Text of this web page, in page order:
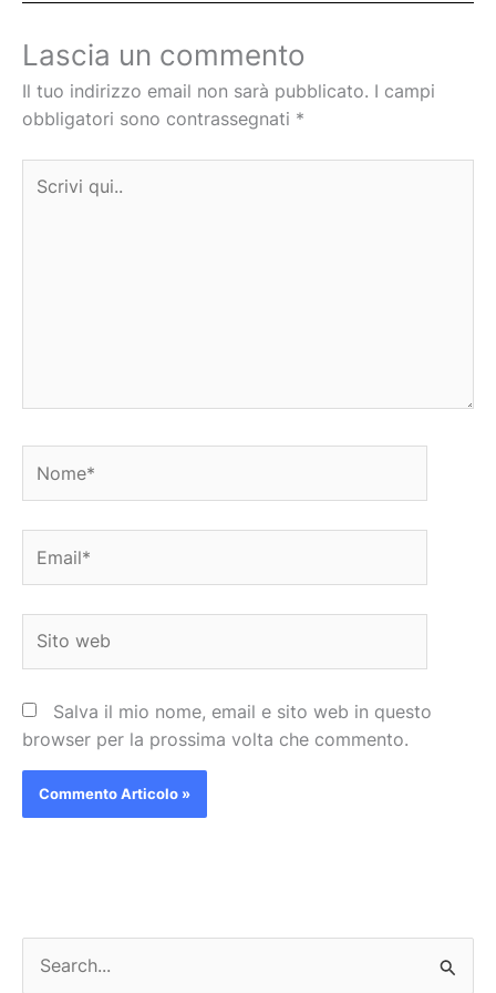
Lascia un commento
Il tuo indirizzo email non sarà pubblicato. I campi
obbligatori sono contrassegnati *
qui..
web
Salva il mio nome, email e sito web in questo
browser per la prossima volta che commento.